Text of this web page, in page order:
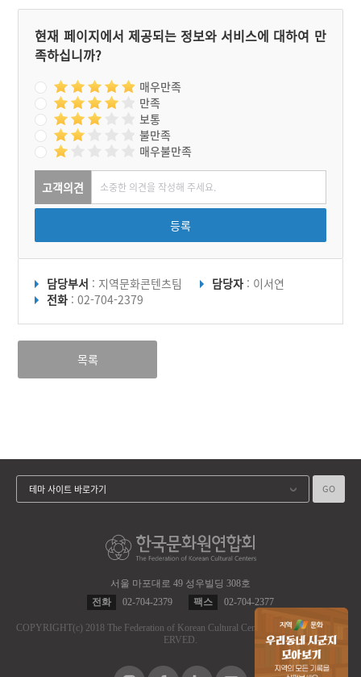
현재 페이지에서 제공되는 정보와 서비스에 대하여 만
족하십니까?
매우만족
만족
보통
불만족
매우불만족
고객의견
등록
담당부서 : 지역문화콘텐츠팀 담당자 : 이서연
전화 : 02-704-2379
목록
서울 마포대로 49 성우빌딩 308호
전화
02-704-2379 팩스 02-704-2377
COPYRIGHT(c) 2018 The Federation of Korean Cultural Centers.
ALL RIGHT RES
ERVED.
테마 사이트 바로가기 GO